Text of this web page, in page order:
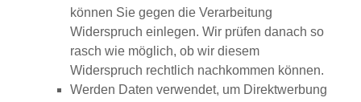
können Sie gegen die Verarbeitung
Widerspruch einlegen. Wir prüfen danach so
rasch wie möglich, ob wir diesem
Widerspruch rechtlich nachkommen können.
Werden Daten verwendet, um Direktwerbung